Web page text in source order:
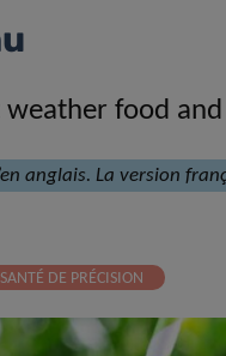
food
anglais. La version
DE PRÉCISION